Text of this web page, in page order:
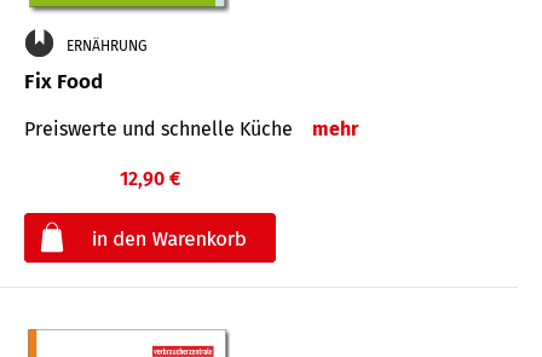
ERNÄHRUNG
Fix Food
Preiswerte und schnelle Küche mehr
12,90 €